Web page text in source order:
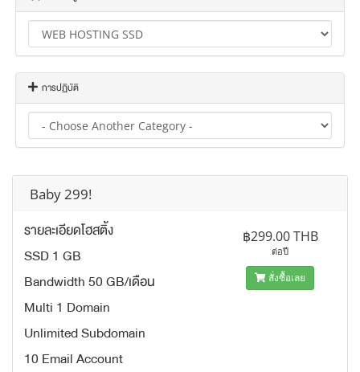
การปฏิบัติ
Baby 299!
รายละเอียดโฮสติ้ง
SSD 1 GB
Bandwidth 50 GB/เดือน
Multi 1 Domain
Unlimited Subdomain
10 Email Account
฿299.00 THB
ต่อปี
สั่งซื้อเลย